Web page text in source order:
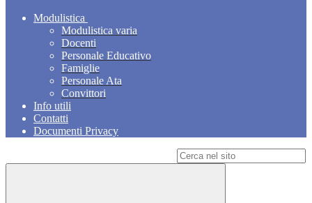
Modulistica
Modulistica varia
Docenti
Personale Educativo
Famiglie
Personale Ata
Convittori
Info utili
Contatti
Documenti Privacy